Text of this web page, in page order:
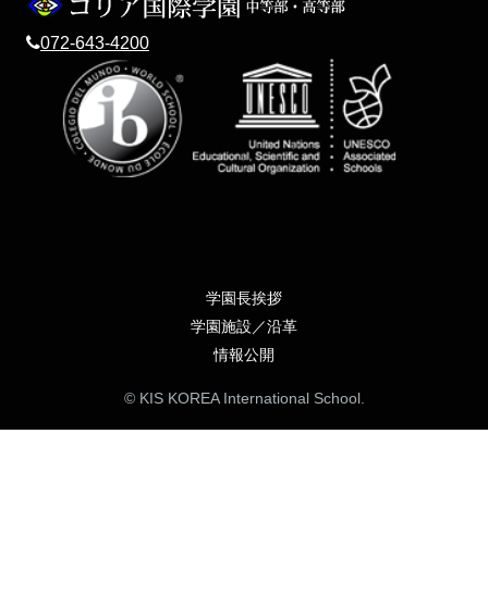
072-643-4200
学園長挨拶
学園施設／沿革
情報公開
© KIS KOREA International School.